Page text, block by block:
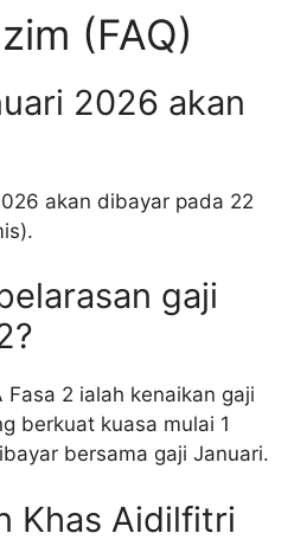
(FAQ)
2026 akan
akan dibayar pada 22
gaji
Fasa 2 ialah kenaikan gaji
berkuat kuasa mulai 1
bersama gaji Januari.
Khas Aidilfitri